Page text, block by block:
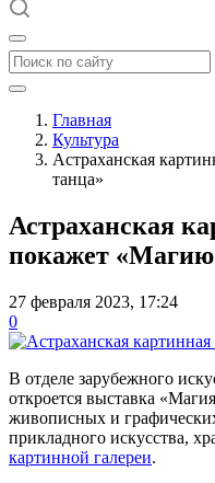
Главная
Культура
Астраханская
танца»
Астраханская
покажет «Магию
27 февраля 2023, 17:24
0
В отделе зарубежного
откроется выставка
живописных и
прикладного искусства,
картинной галереи.